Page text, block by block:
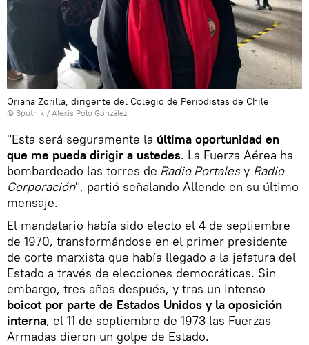
Oriana Zorilla, dirigente del Colegio de Periodistas de Chile
© Sputnik / Alexis Polo González
"Esta será seguramente la última oportunidad en
que me pueda dirigir a ustedes. La Fuerza Aérea ha
bombardeado las torres de Radio Portalesy Radio
Corporación", partió señalando Allende en su último
mensaje.
El mandatario había sido electo el 4 de septiembre
de 1970, transformándose en el primer presidente
de corte marxista que había llegado a la jefatura del
Estado a través de elecciones democráticas. Sin
embargo, tres años después, y tras un intenso
boicot por parte de Estados Unidos y la oposición
interna, el 11 de septiembre de 1973 las Fuerzas
Armadas dieron un golpe de Estado.